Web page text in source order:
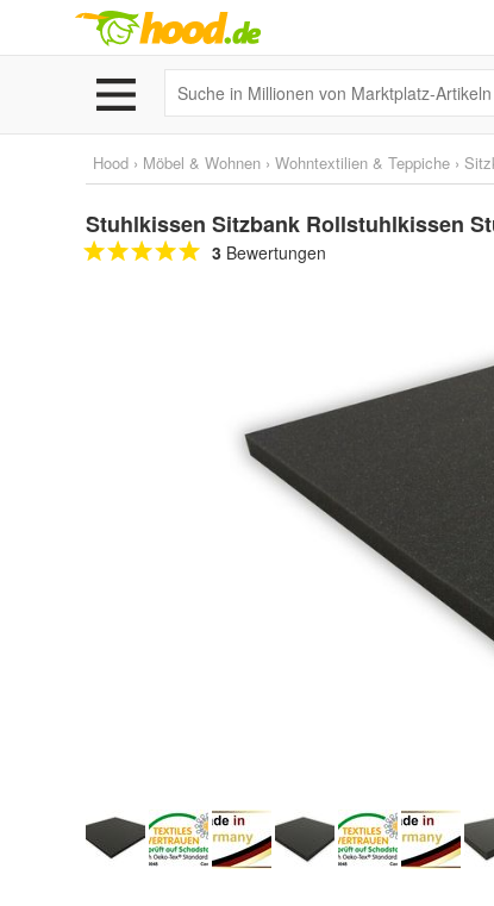
Hood › Möbel & Wohnen › Wohntextilien & Teppiche ›
Stuhlkissen Sitzbank Rollstuhlkissen
3 Bewertungen